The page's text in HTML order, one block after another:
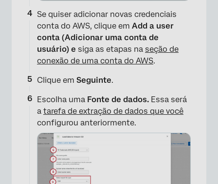
×
Se quiser adicionar novas credenciais
conta do AWS, clique em Add a user
conta (Adicionar uma conta de
usuário) e siga as etapas na seção de
conexão de uma conta do AWS.
Clique em Seguinte.
Escolha uma Fonte de dados. Essa será
a tarefa de extração de dados que você
configurou anteriormente.